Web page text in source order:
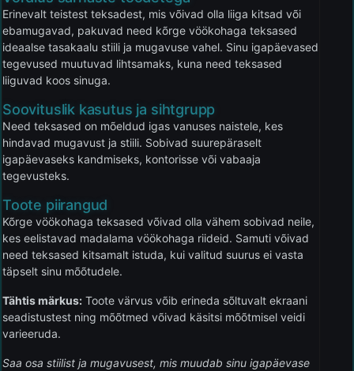
Erinevalt teistest teksadest, mis võivad olla liiga kitsad või
ebamugavad, pakuvad need kõrge vöökohaga teksased
ideaalse tasakaalu stiili ja mugavuse vahel. Sinu igapäevased
tegevused muutuvad lihtsamaks, kuna need teksased
liiguvad koos sinuga.
Soovituslik kasutus ja sihtgrupp
Need teksased on mõeldud igas vanuses naistele, kes
hindavad mugavust ja stiili. Sobivad suurepäraselt
igapäevaseks kandmiseks, kontorisse või vabaaja
tegevusteks.
Toote piirangud
Kõrge vöökohaga teksased võivad olla vähem sobivad neile,
kes eelistavad madalama vöökohaga riideid. Samuti võivad
need teksased kitsamalt istuda, kui valitud suurus ei vasta
täpselt sinu mõõtudele.
Tähtis märkus: Toote värvus võib erineda sõltuvalt ekraani
seadistustest ning mõõtmed võivad käsitsi mõõtmisel veidi
varieeruda.
Saa osa stiilist ja mugavusest, mis muudab sinu igapäevase